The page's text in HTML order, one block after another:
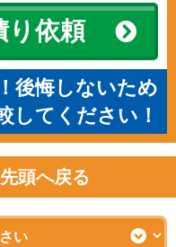
り依頼
後悔しないため
してください！
頭へ戻る